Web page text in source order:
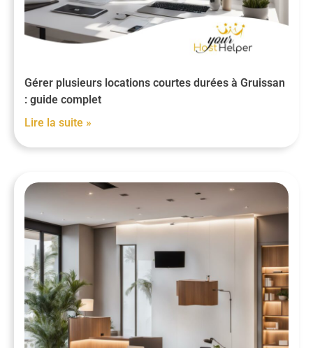
Gérer plusieurs locations courtes durées à Gruissan
: guide complet
Lire la suite »